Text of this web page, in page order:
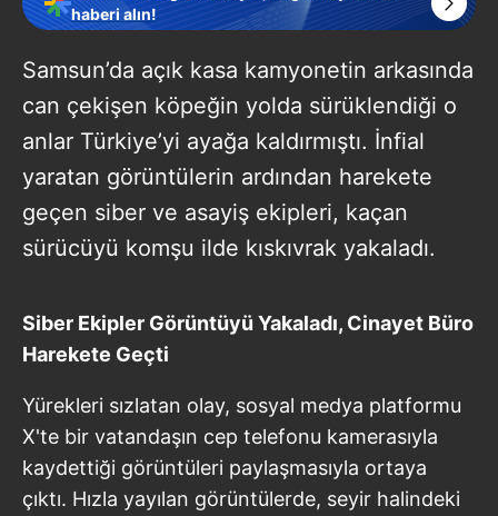
haberi alın!
Samsun’da açık kasa kamyonetin arkasında
can çekişen köpeğin yolda sürüklendiği o
anlar Türkiye’yi ayağa kaldırmıştı. İnfial
yaratan görüntülerin ardından harekete
geçen siber ve asayiş ekipleri, kaçan
sürücüyü komşu ilde kıskıvrak yakaladı.
Siber Ekipler Görüntüyü Yakaladı, Cinayet Büro
Harekete Geçti
Yürekleri sızlatan olay, sosyal medya platformu
X'te bir vatandaşın cep telefonu kamerasıyla
kaydettiği görüntüleri paylaşmasıyla ortaya
çıktı. Hızla yayılan görüntülerde, seyir halindeki